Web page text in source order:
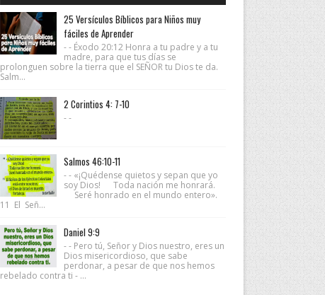
25 Versículos Bíblicos para Niños muy
fáciles de Aprender
- - Éxodo 20:12 Honra a tu padre y a tu
madre, para que tus días se
prolonguen sobre la tierra que el SEÑOR tu Dios te da.
Salm...
2 Corintios 4: 7-10
- -
Salmos 46:10-11
- - «¡Quédense quietos y sepan que yo
soy Dios! Toda nación me honrará.
Seré honrado en el mundo entero».
11 El Señ...
Daniel 9:9
- - Pero tú, Señor y Dios nuestro, eres un
Dios misericordioso, que sabe
perdonar, a pesar de que nos hemos
rebelado contra ti - ...